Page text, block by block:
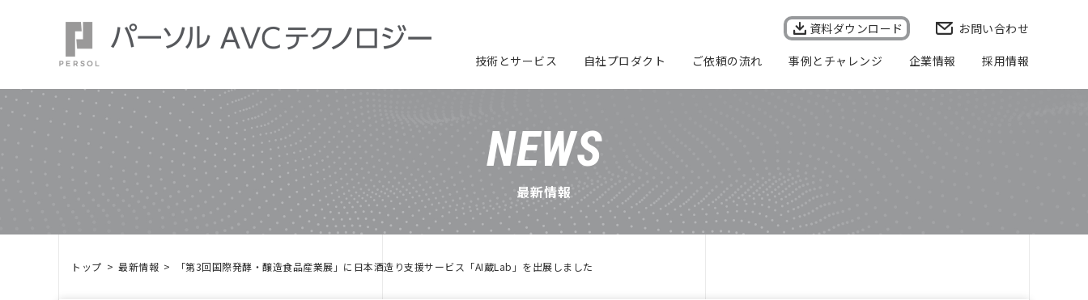
資料ダウンロード
お問い合わせ
技術とサービス
自社プロダクト ご依頼の流れ 事例とチャレンジ 企業情報 採用情報
NEWS
最新情報
トップ 最新情報 「第3回国際発酵・醸造食品産業展」に日本酒造り支援サービス「AI蔵Lab」を出展しました